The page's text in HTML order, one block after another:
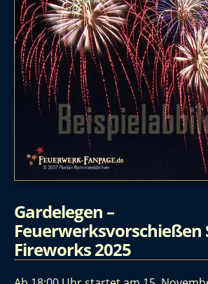
Gardelegen –
Feuerwerksvorschießen
Fireworks 2025